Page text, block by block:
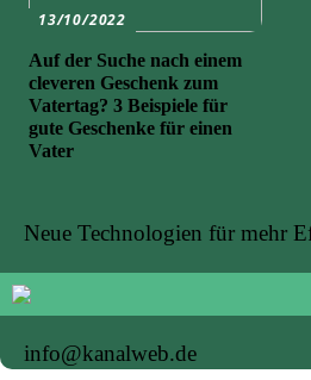
13/10/2022
Auf der Suche nach einem
cleveren Geschenk zum
Vatertag? 3 Beispiele für
gute Geschenke für einen
Vater
Neue Technologien für mehr
info@kanalweb.de